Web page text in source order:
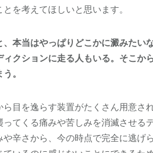
を考えてほしいと思います。
本当はやっぱりどこかに澱みたい
クションに走る人もいる。そこ
。
目を逸らす装置がたくさん用意
てくる痛みや苦しみを消滅させる
辛さから、今の時点で完全に逃